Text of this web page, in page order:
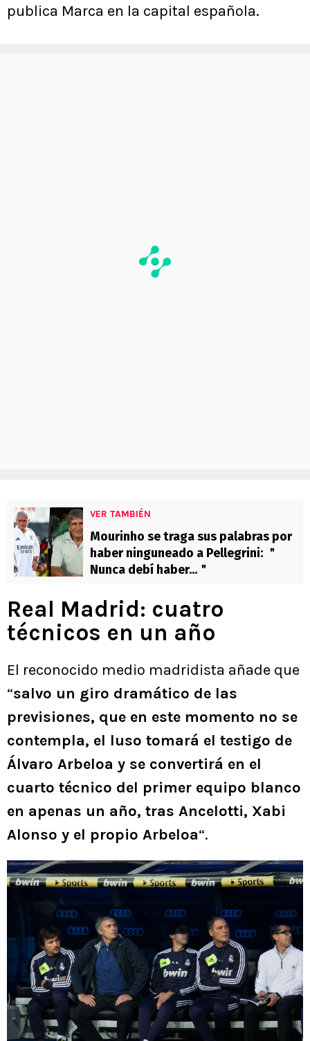
publica Marca en la capital española.
VER TAMBIÉN
Mourinho se traga sus palabras por
haber ninguneado a Pellegrini: ＂
Nunca debí haber...＂
Real Madrid: cuatro
técnicos en un año
El reconocido medio madridista añade que
“salvo un giro dramático de las
previsiones, que en este momento no se
contempla, el luso tomará el testigo de
Álvaro Arbeloa y se convertirá en el
cuarto técnico del primer equipo blanco
en apenas un año, tras Ancelotti, Xabi
Alonso y el propio Arbeloa“.